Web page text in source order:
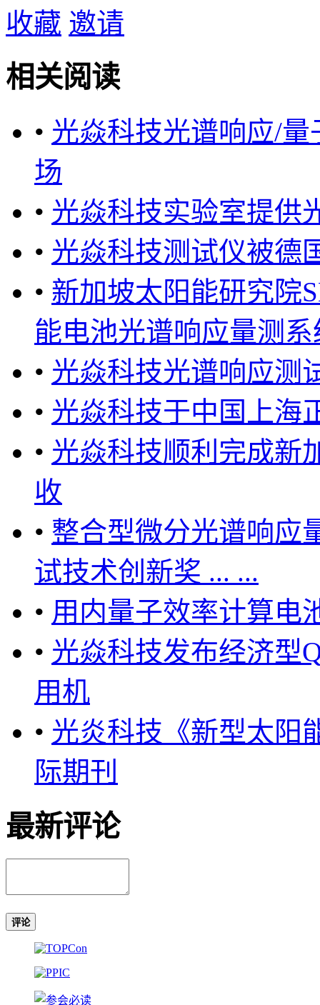
收藏 邀请
相关阅读
• 光焱科技光谱响应/
场
• 光焱科技实验室提供
• 光焱科技测试仪被德
• 新加坡太阳能研究院
能电池光谱响应量测系
• 光焱科技光谱响应测
• 光焱科技于中国上海
• 光焱科技顺利完成新
收
• 整合型微分光谱响应
试技术创新奖 ... ...
• 用内量子效率计算电
• 光焱科技发布经济型
用机
• 光炎科技《新型太阳
际期刊
最新评论
评论